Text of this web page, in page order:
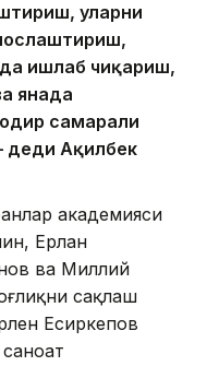
уларни
ишлаб чиқариш,
янада
самарали
деди Ақилбек
академияси
Ерлан
ва Миллий
сақлаш
Есиркепов